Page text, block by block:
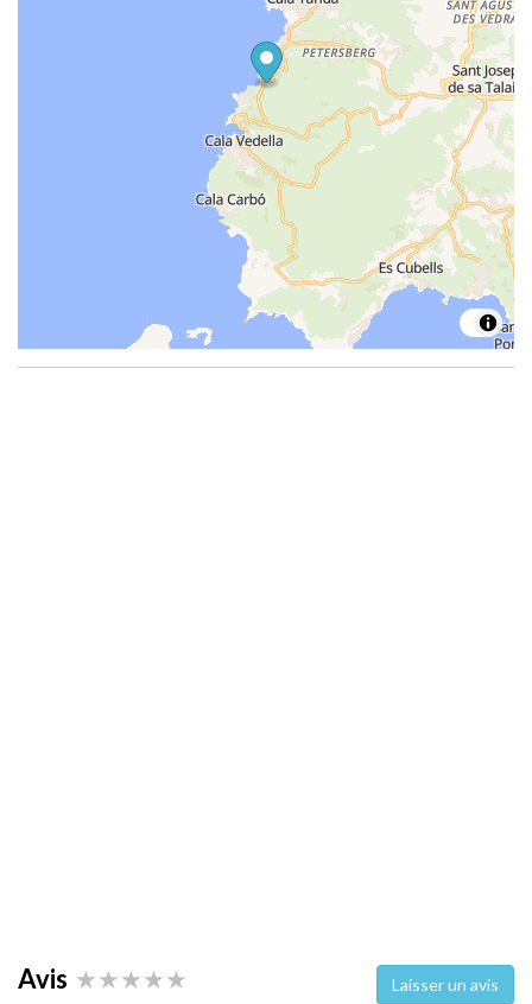
Avis Laisser un avis